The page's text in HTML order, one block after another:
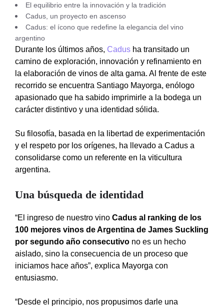
El equilibrio entre la innovación y la tradición
Cadus, un proyecto en ascenso
Cadus: el ícono que redefine la elegancia del vino
argentino
Durante los últimos años, Cadus ha transitado un
camino de exploración, innovación y refinamiento en
la elaboración de vinos de alta gama. Al frente de este
recorrido se encuentra Santiago Mayorga, enólogo
apasionado que ha sabido imprimirle a la bodega un
carácter distintivo y una identidad sólida.
Su filosofía, basada en la libertad de experimentación
y el respeto por los orígenes, ha llevado a Cadus a
consolidarse como un referente en la viticultura
argentina.
Una búsqueda de identidad
“El ingreso de nuestro vino Cadus al ranking de los
100 mejores vinos de Argentina de James Suckling
por segundo año consecutivo no es un hecho
aislado, sino la consecuencia de un proceso que
iniciamos hace años”, explica Mayorga con
entusiasmo.
“Desde el principio, nos propusimos darle una